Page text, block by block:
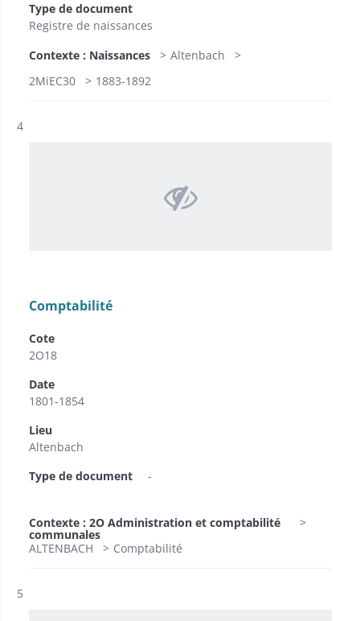
Type de document
Registre de naissances
Contexte : Naissances
Altenbach
2MiEC30
1883-1892
Résultat n°
4
Comptabilité
Cote
2O18
Date
1801-1854
Lieu
Altenbach
Type de document
-
Contexte : 2O Administration et comptabilité
communales
ALTENBACH
Comptabilité
Résultat n°
5